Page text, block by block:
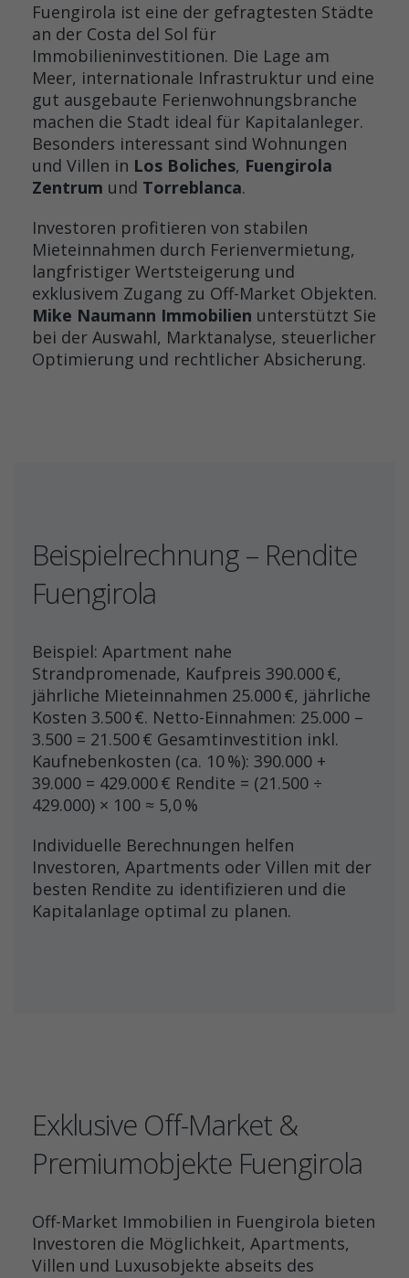
Fuengirola ist eine der gefragtesten Städte
an der Costa del Sol für
Immobilieninvestitionen. Die Lage am
Meer, internationale Infrastruktur und eine
gut ausgebaute Ferienwohnungsbranche
machen die Stadt ideal für Kapitalanleger.
Besonders interessant sind Wohnungen
und Villen in Los Boliches, Fuengirola
Zentrum und Torreblanca.
Investoren profitieren von stabilen
Mieteinnahmen durch Ferienvermietung,
langfristiger Wertsteigerung und
exklusivem Zugang zu Off-Market Objekten.
Mike Naumann Immobilien unterstützt Sie
bei der Auswahl, Marktanalyse, steuerlicher
Optimierung und rechtlicher Absicherung.
Beispielrechnung – Rendite
Fuengirola
Beispiel: Apartment nahe
Strandpromenade, Kaufpreis 390.000 €,
jährliche Mieteinnahmen 25.000 €, jährliche
Kosten 3.500 €. Netto-Einnahmen: 25.000 –
3.500 = 21.500 € Gesamtinvestition inkl.
Kaufnebenkosten (ca. 10 %): 390.000 +
39.000 = 429.000 € Rendite = (21.500 ÷
429.000) × 100 ≈ 5,0 %
Individuelle Berechnungen helfen
Investoren, Apartments oder Villen mit der
besten Rendite zu identifizieren und die
Kapitalanlage optimal zu planen.
Exklusive Off-Market &
Premiumobjekte Fuengirola
Off-Market Immobilien in Fuengirola bieten
Investoren die Möglichkeit, Apartments,
Villen und Luxusobjekte abseits des